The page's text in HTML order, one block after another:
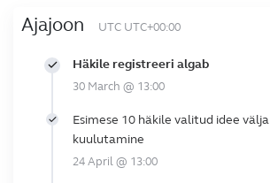
Ajajoon UTC UTC+00:00
Häkile registreeri algab
30 March @ 13:00
Esimese 10 häkile valitud idee välja
kuulutamine
24 April @ 13:00